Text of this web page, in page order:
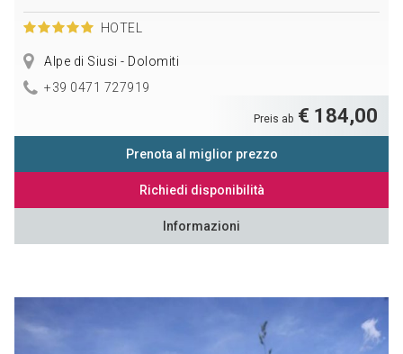
HOTEL
Alpe di Siusi - Dolomiti
+39 0471 727919
Preis ab € 184,00
Prenota al miglior prezzo
Richiedi disponibilità
Informazioni